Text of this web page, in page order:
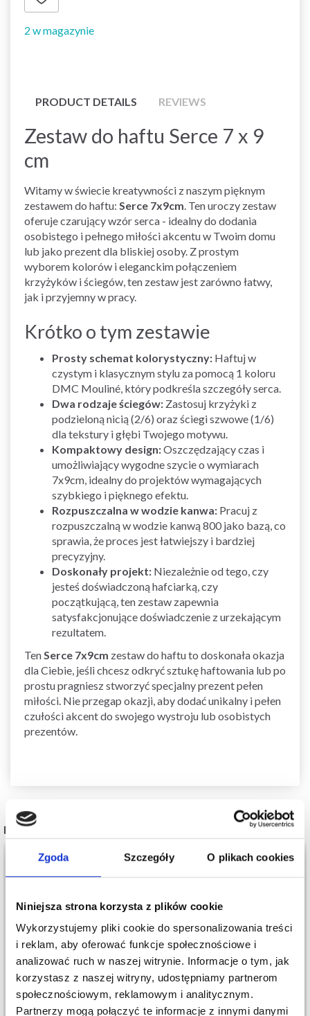
Zgoda Szczegóły O plikach cookies
Niniejsza strona korzysta z plików cookie
Wykorzystujemy pliki cookie do spersonalizowania treści
i reklam, aby oferować funkcje społecznościowe i
analizować ruch w naszej witrynie. Informacje o tym, jak
korzystasz z naszej witryny, udostępniamy partnerom
społecznościowym, reklamowym i analitycznym.
Partnerzy mogą połączyć te informacje z innymi danymi
2 w magazynie
PRODUCT DETAILS REVIEWS
Zestaw do haftu Serce 7 x 9
cm
Witamy w świecie kreatywności z naszym pięknym
zestawem do haftu: Serce 7x9cm . Ten uroczy zestaw
oferuje czarujący wzór serca - idealny do dodania
osobistego i pełnego miłości akcentu w Twoim domu
lub jako prezent dla bliskiej osoby. Z prostym
wyborem kolorów i eleganckim połączeniem
krzyżyków i ściegów, ten zestaw jest zarówno łatwy,
jak i przyjemny w pracy.
Krótko o tym zestawie
Prosty schemat kolorystyczny: Haftuj w
czystym i klasycznym stylu za pomocą 1 koloru
DMC Mouliné, który podkreśla szczegóły serca.
Dwa rodzaje ściegów: Zastosuj krzyżyki z
podzieloną nicią (2/6) oraz ściegi szwowe (1/6)
dla tekstury i głębi Twojego motywu.
Kompaktowy design:Oszczędzający czas i
umożliwiający wygodne szycie o wymiarach
7x9cm, idealny do projektów wymagających
szybkiego i pięknego efektu.
Rozpuszczalna w wodzie kanwa: Pracuj z
rozpuszczalną w wodzie kanwą 800 jako bazą, co
sprawia, że proces jest łatwiejszy i bardziej
precyzyjny.
Doskonały projekt: Niezależnie od tego, czy
jesteś doświadczoną hafciarką, czy
początkującą, ten zestaw zapewnia
satysfakcjonujące doświadczenie z urzekającym
rezultatem.
Ten Serce 7x9cm zestaw do haftu to doskonała okazja
dla Ciebie, jeśli chcesz odkryć sztukę haftowania lub po
prostu pragniesz stworzyć specjalny prezent pełen
miłości. Nie przegap okazji, aby dodać unikalny i pełen
czułości akcent do swojego wystroju lub osobistych
prezentów.
POPULARNE ALTERNATYWY
Promocja 20% Promocja